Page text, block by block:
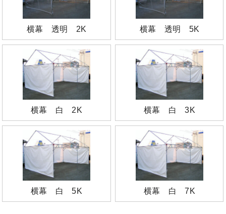
横幕 透明 2K 横幕 透明 5K
横幕 白 2K 横幕 白 3K
横幕 白 5K 横幕 白 7K